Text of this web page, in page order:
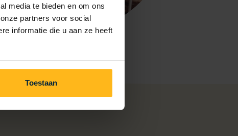
media te bieden en om ons
partners voor social
informatie die u aan ze heeft
Toestaan